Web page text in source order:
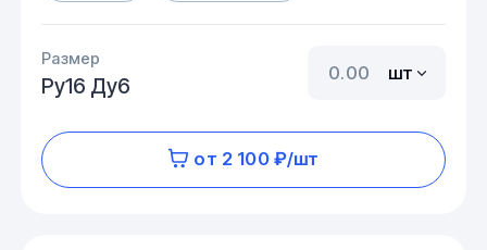
Размер
Ру16 Ду6
шт
от 2 100 ₽/шт